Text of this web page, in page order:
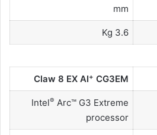
mm
3.6 Kg
Claw 8 EX AI+ CG3EM
Intel® Arc™ G3 Extreme
processor